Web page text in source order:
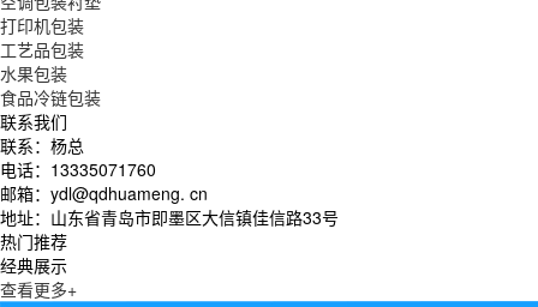
打印机包装
工艺品包装
水果包装
食品冷链包装
联系我们
联系：杨总
电话：13335071760
邮箱：ydl@qdhuameng. cn
地址：山东省青岛市即墨区大信镇佳信路33号
热门推荐
经典展示
查看更多+